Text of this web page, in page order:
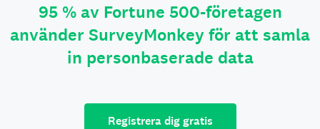
95 % av Fortune 500-företagen
använder SurveyMonkey för att samla
in personbaserade data
Registrera dig gratis